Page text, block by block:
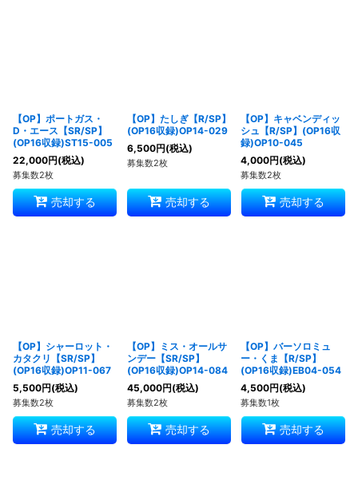
【OP】ポートガス・
D・エース【SR/SP】
(OP16収録)ST15-005
22,000円(税込)
募集数2枚
売却する
【OP】たしぎ【R/SP】
(OP16収録)OP14-029
6,500円(税込)
募集数2枚
売却する
【OP】キャベンディッ
シュ【R/SP】(OP16収
録)OP10-045
4,000円(税込)
募集数2枚
売却する
【OP】シャーロット・
カタクリ【SR/SP】
(OP16収録)OP11-067
5,500円(税込)
募集数2枚
売却する
【OP】ミス・オールサ
ンデー【SR/SP】
(OP16収録)OP14-084
45,000円(税込)
募集数2枚
売却する
【OP】バーソロミュ
ー・くま【R/SP】
(OP16収録)EB04-054
4,500円(税込)
募集数1枚
売却する